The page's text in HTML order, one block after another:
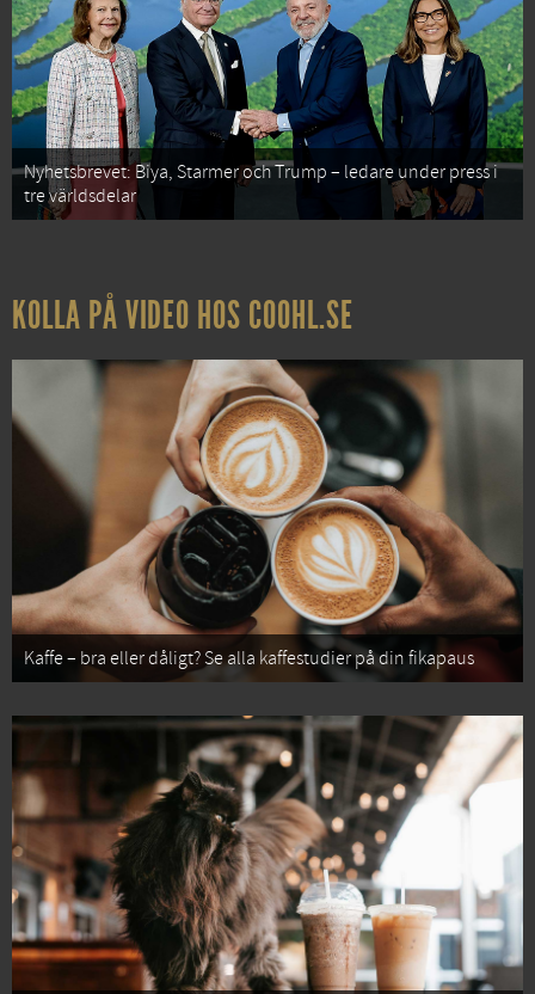
Nyhetsbrevet: Biya, Starmer och Trump – ledare under press i
tre världsdelar
KOLLA PÅ VIDEO HOS COOHL.SE
Kaffe – bra eller dåligt? Se alla kaffestudier på din fikapaus